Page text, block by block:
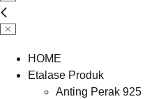
HOME
Etalase Produk
Anting Perak 925